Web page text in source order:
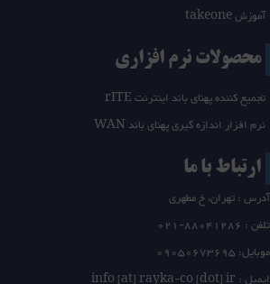
آموزش takeone
محصولات نرم افزاری
تجمیع کننده پهنای باند اینترنت rITE
نرم افزار اندازه گیری پهنای باند WAN
ارتباط با ما
آدرس : تهران، خ مطهری
تلفن : 21-88041286
0
موبایل: 09050673695
ایمیل : info [at] rayka-co [dot] ir